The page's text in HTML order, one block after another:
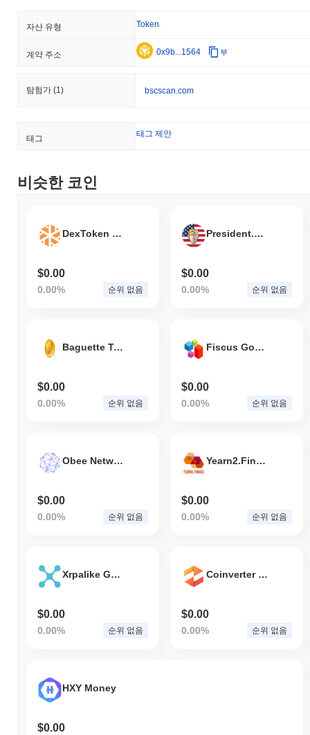
자산 유형 Token
계약 주소 0x9b...1564 부
탐험가 (1) bscscan.com
태그 태그 제안
비슷한 코인
DexToken Governance
$0.00
0.00% 순위 없음
President.Finance
$0.00
0.00% 순위 없음
Baguette Token
$0.00
0.00% 순위 없음
Fiscus Governance Coin
$0.00
0.00% 순위 없음
Obee Network
$0.00
0.00% 순위 없음
Yearn2.Finance
$0.00
0.00% 순위 없음
Xrpalike Gene
$0.00
0.00% 순위 없음
Coinverter info
$0.00
0.00% 순위 없음
HXY Money
$0.00